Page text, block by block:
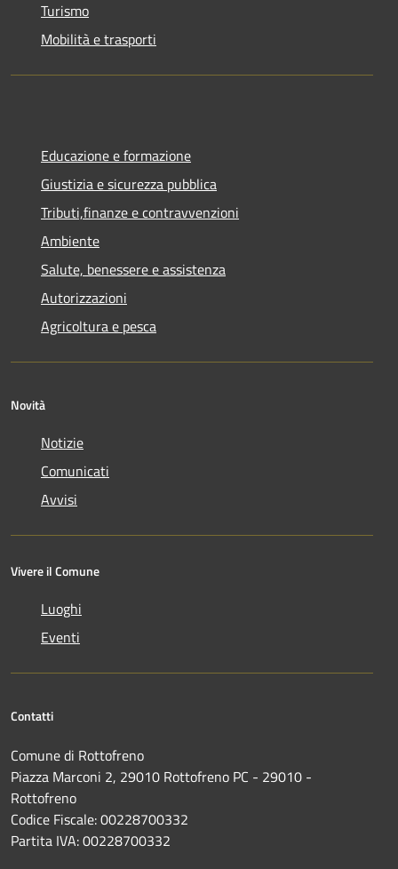
Turismo
Mobilità e trasporti
Educazione e formazione
Giustizia e sicurezza pubblica
Tributi,finanze e contravvenzioni
Ambiente
Salute, benessere e assistenza
Autorizzazioni
Agricoltura e pesca
Novità
Notizie
Comunicati
Avvisi
Vivere il Comune
Luoghi
Eventi
Contatti
Comune di Rottofreno
Piazza Marconi 2, 29010 Rottofreno PC - 29010 -
Rottofreno
Codice Fiscale: 00228700332
Partita IVA: 00228700332